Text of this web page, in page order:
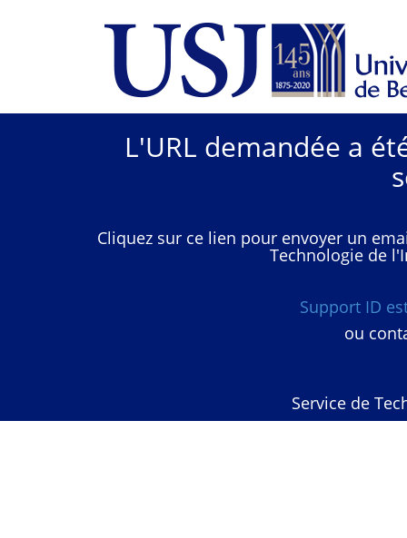
L'URL demandée a
Cliquez sur ce lien pour envoyer un
Technologie de
Support ID
ou
Service de